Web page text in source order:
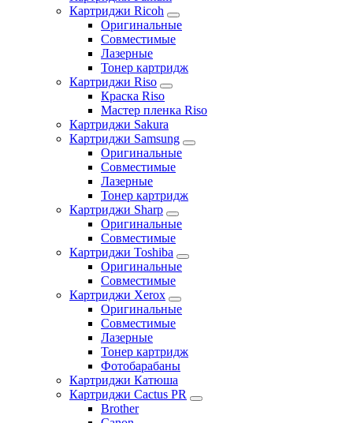
Картриджи Ricoh
Оригинальные
Совместимые
Лазерные
Тонер картридж
Картриджи Riso
Краска Riso
Мастер пленка Riso
Картриджи Sakura
Картриджи Samsung
Оригинальные
Совместимые
Лазерные
Тонер картридж
Картриджи Sharp
Оригинальные
Совместимые
Картриджи Toshiba
Оригинальные
Совместимые
Картриджи Xerox
Оригинальные
Совместимые
Лазерные
Тонер картридж
Фотобарабаны
Картриджи Катюша
Картриджи Cactus PR
Brother